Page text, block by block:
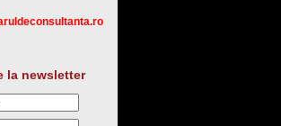
la newsletter